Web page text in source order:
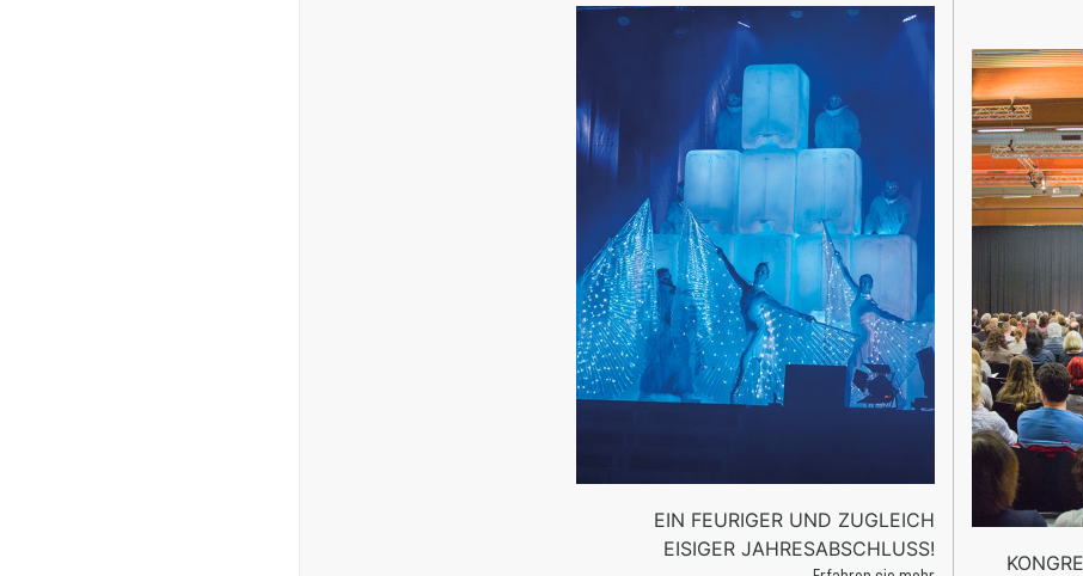
EIN FEURIGER UND ZUGLEICH
EISIGER JAHRESABSCHLUSS!